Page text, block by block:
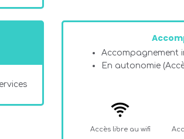
Accompagnement
En autonomie
Accès libre au wifi